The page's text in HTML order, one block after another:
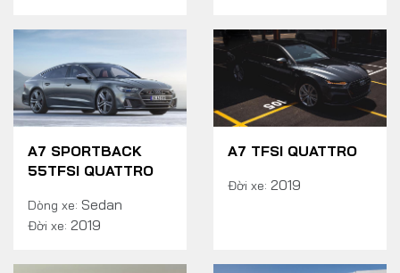
A7 SPORTBACK
55TFSI QUATTRO
Dòng xe: Sedan
Đời xe: 2019
A7 TFSI QUATTRO
Đời xe: 2019